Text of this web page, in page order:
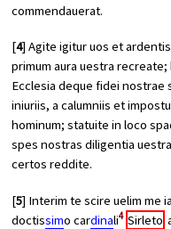
commendauerat.
[4] Agite igitur uos et
primum aura uestra
Ecclesia deque fidei nostrae
iniuriis, a calumniis et
hominum; statuite in loco
spes nostras diligentia
certos reddite.
[5] Interim te scire uelim me
doctissimo cardinali4 Sirleto